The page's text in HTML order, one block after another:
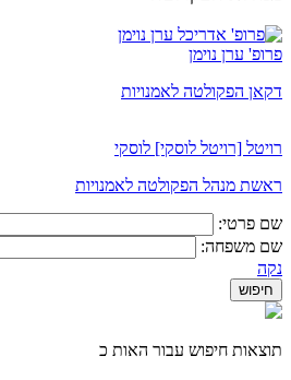
פרופ' ערן נוימן
דקאן הפקולטה לאמנויות
רויטל [רויטל לוסקי] לוסקי
ראשת מנהל הפקולטה לאמנויות
שם פרטי:
שם משפחה:
נקה
תוצאות חיפוש עבור האות כ